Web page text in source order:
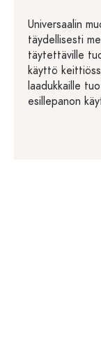
Universaalin
täydellisesti
täytettäville
käyttö
laadukkaille
esillepanon